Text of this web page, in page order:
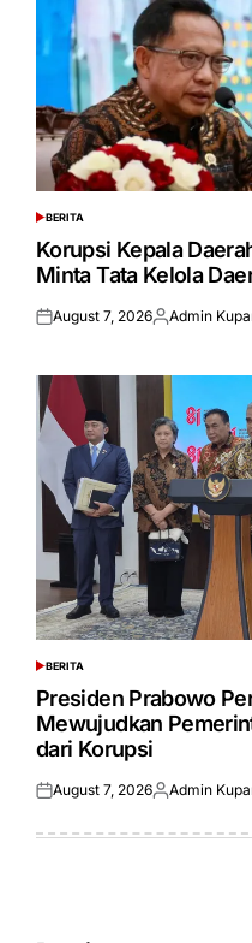
POSTED
IN
BERITA
Korupsi Kepala
Minta Tata Kelola
Posted
August 7, 2026Posted
Admin
POSTED
IN
BERITA
Presiden Prabowo
Mewujudkan
dari Korupsi
Posted
August 7, 2026Posted
Admin